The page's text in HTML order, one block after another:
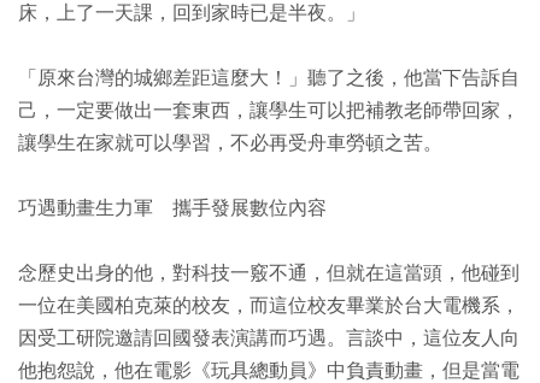
床，上了一天課，回到家時已是半夜。」
「原來台灣的城鄉差距這麼大！」聽了之後，他當下告訴自
己，一定要做出一套東西，讓學生可以把補教老師帶回家，
讓學生在家就可以學習，不必再受舟車勞頓之苦。
巧遇動畫生力軍 攜手發展數位內容
念歷史出身的他，對科技一竅不通，但就在這當頭，他碰到
一位在美國柏克萊的校友，而這位校友畢業於台大電機系，
因受工研院邀請回國發表演講而巧遇。言談中，這位友人向
他抱怨說，他在電影《玩具總動員》中負責動畫，但是當電